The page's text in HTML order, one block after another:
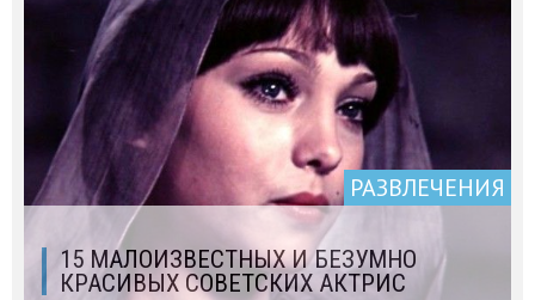
РАЗВЛЕЧЕНИЯ
15 МАЛОИЗВЕСТНЫХ И БЕЗУМНО
КРАСИВЫХ СОВЕТСКИХ АКТРИС